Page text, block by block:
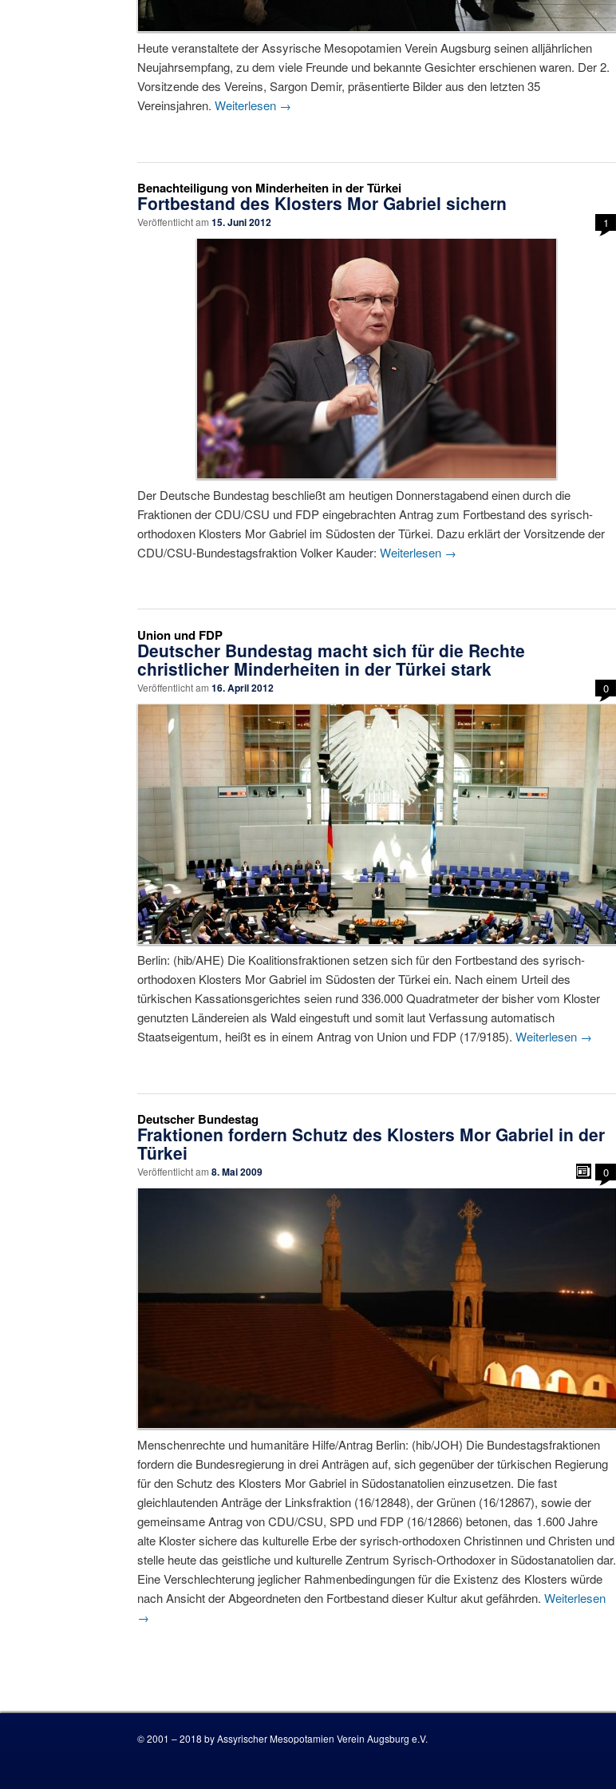
Heute veranstaltete der Assyrische Mesopotamien Verein Augsburg seinen alljährlichen
Neujahrsempfang, zu dem viele Freunde und bekannte Gesichter erschienen waren. Der 2.
Vorsitzende des Vereins, Sargon Demir, präsentierte Bilder aus den letzten 35
Vereinsjahren. Weiterlesen →
Benachteiligung von Minderheiten in der Türkei
Fortbestand des Klosters Mor Gabriel sichern
Veröffentlicht am 15. Juni 2012 1
Der Deutsche Bundestag beschließt am heutigen Donnerstagabend einen durch die
Fraktionen der CDU/CSU und FDP eingebrachten Antrag zum Fortbestand des syrisch-
orthodoxen Klosters Mor Gabriel im Südosten der Türkei. Dazu erklärt der Vorsitzende der
CDU/CSU-Bundestagsfraktion Volker Kauder: Weiterlesen →
Union und FDP
Deutscher Bundestag macht sich für die Rechte
christlicher Minderheiten in der Türkei stark
Veröffentlicht am 16. April 2012 0
Berlin: (hib/AHE) Die Koalitionsfraktionen setzen sich für den Fortbestand des syrisch-
orthodoxen Klosters Mor Gabriel im Südosten der Türkei ein. Nach einem Urteil des
türkischen Kassationsgerichtes seien rund 336.000 Quadratmeter der bisher vom Kloster
genutzten Ländereien als Wald eingestuft und somit laut Verfassung automatisch
Staatseigentum, heißt es in einem Antrag von Union und FDP (17/9185). Weiterlesen →
Deutscher Bundestag
Fraktionen fordern Schutz des Klosters Mor Gabriel in der
Türkei
Veröffentlicht am 8. Mai 2009 0
Menschenrechte und humanitäre Hilfe/Antrag Berlin: (hib/JOH) Die Bundestagsfraktionen
fordern die Bundesregierung in drei Anträgen auf, sich gegenüber der türkischen Regierung
für den Schutz des Klosters Mor Gabriel in Südostanatolien einzusetzen. Die fast
gleichlautenden Anträge der Linksfraktion (16/12848), der Grünen (16/12867), sowie der
gemeinsame Antrag von CDU/CSU, SPD und FDP (16/12866) betonen, das 1.600 Jahre
alte Kloster sichere das kulturelle Erbe der syrisch-orthodoxen Christinnen und Christen und
stelle heute das geistliche und kulturelle Zentrum Syrisch-Orthodoxer in Südostanatolien dar.
Eine Verschlechterung jeglicher Rahmenbedingungen für die Existenz des Klosters würde
nach Ansicht der Abgeordneten den Fortbestand dieser Kultur akut gefährden. Weiterlesen
→
© 2001 – 2018 by Assyrischer Mesopotamien Verein Augsburg e.V.